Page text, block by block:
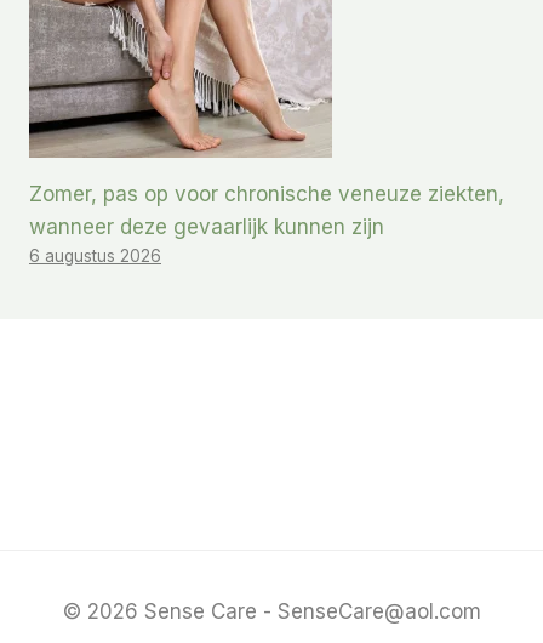
Zomer, pas op voor chronische veneuze ziekten,
wanneer deze gevaarlijk kunnen zijn
6 augustus 2026
© 2026 Sense Care - SenseCare@aol.com